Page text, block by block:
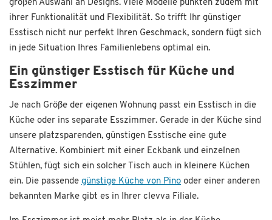
großen Auswahl an Designs. Viele Modelle punkten zudem mit
ihrer Funktionalität und Flexibilität. So trifft Ihr günstiger
Esstisch nicht nur perfekt Ihren Geschmack, sondern fügt sich
in jede Situation Ihres Familienlebens optimal ein.
Ein günstiger Esstisch für Küche und
Esszimmer
Je nach Größe der eigenen Wohnung passt ein Esstisch in die
Küche oder ins separate Esszimmer. Gerade in der Küche sind
unsere platzsparenden, günstigen Esstische eine gute
Alternative. Kombiniert mit einer Eckbank und einzelnen
Stühlen, fügt sich ein solcher Tisch auch in kleinere Küchen
ein. Die passende günstige Küche von Pino oder einer anderen
bekannten Marke gibt es in Ihrer clevva Filiale.